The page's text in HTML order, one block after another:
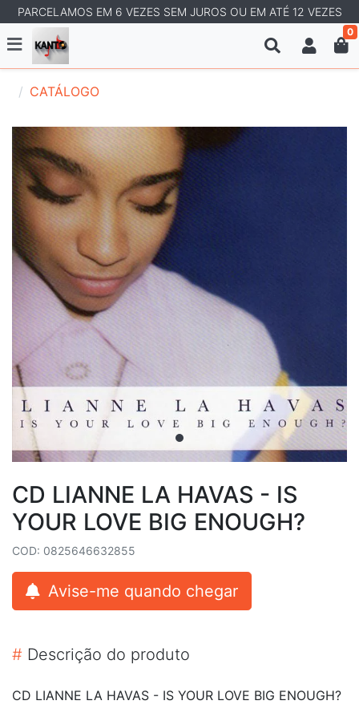
PARCELAMOS EM 6 VEZES SEM JUROS OU EM ATÉ 12 VEZES
0
CATÁLOGO
CD LIANNE LA HAVAS - IS
YOUR LOVE BIG ENOUGH?
COD: 0825646632855
Avise-me quando chegar
# Descrição do produto
CD LIANNE LA HAVAS - IS YOUR LOVE BIG ENOUGH?